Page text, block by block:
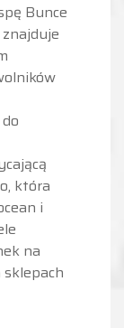
Bunce
która
i
na